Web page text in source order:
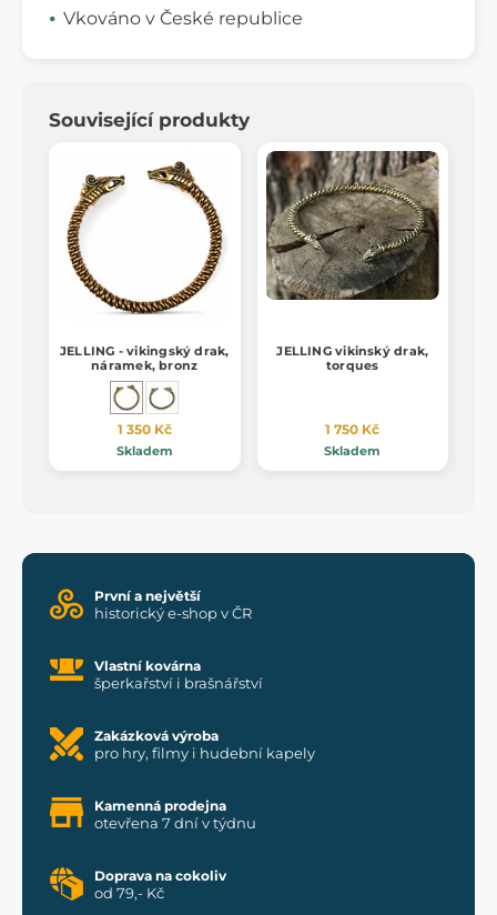
Vkováno v České republice
Související produkty
JELLING - vikingský drak,
náramek, bronz
1 350 Kč
Skladem
JELLING vikinský drak,
torques
1 750 Kč
Skladem
První a největší
historický e-shop v ČR
Vlastní kovárna
šperkařství i brašnářství
Zakázková výroba
pro hry, filmy i hudební kapely
Kamenná prodejna
otevřena 7 dní v týdnu
Doprava na cokoliv
od 79,- Kč